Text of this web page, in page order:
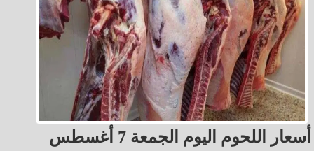
أسعار اللحوم اليوم الجمعة 7 أغسطس